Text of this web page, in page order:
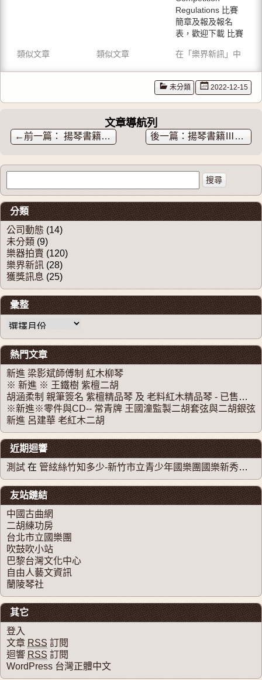
揚琴三
十課】
曲集】
曲選
1979】
類似文章
必學教
程】
古】
類似文章
族器樂
大賽~二
胡比賽
簡章，
歡迎下
載
Regulations 比賽
簡章及報及報名
表，歡迎下載 比賽
在「樂界新訊」中
未分類 2022-12-15
文章導航列
← 揚琴書籍【揚琴考級曲集】【揚琴必學教程】【盤古】 揚琴書籍Ⅲ【跟名師學揚琴 學揚琴三十課】【揚琴曲集】【揚琴曲選1949-1979】
分類
公司動態 (14)
未分類 (9)
樂器拍賣 (120)
樂界新訊 (28)
獲獎訊息 (25)
彙整
彙整
熱門文章
新進 梁影斌師傅制 紅木柳琴
※ 新進 ※ 王鐵樹 紫檀二胡
胡涵柔制 親筆簽名 紫檀精品琴 及 老料紅木精品琴 - 已售出。感謝大家支持！！！
※新進※零件與CD-- 常青牌 王國潼監製二胡套弦與二胡銀弦
新進 呂建華 老紅木二胡
近期迴響
測試 在 管絃絲竹知多少-新竹市立青少年國樂團國樂新秀系列音樂會
友站鏈結
中國古曲網
二胡練功房
台北市立國樂團
吹鼓吹小站
巴黎台灣文化中心
自由人藝文資訊
蘭陵琴社
其它
登入
文章 RSS 訂閱
迴響 RSS 訂閱
WordPress 台灣正體中文